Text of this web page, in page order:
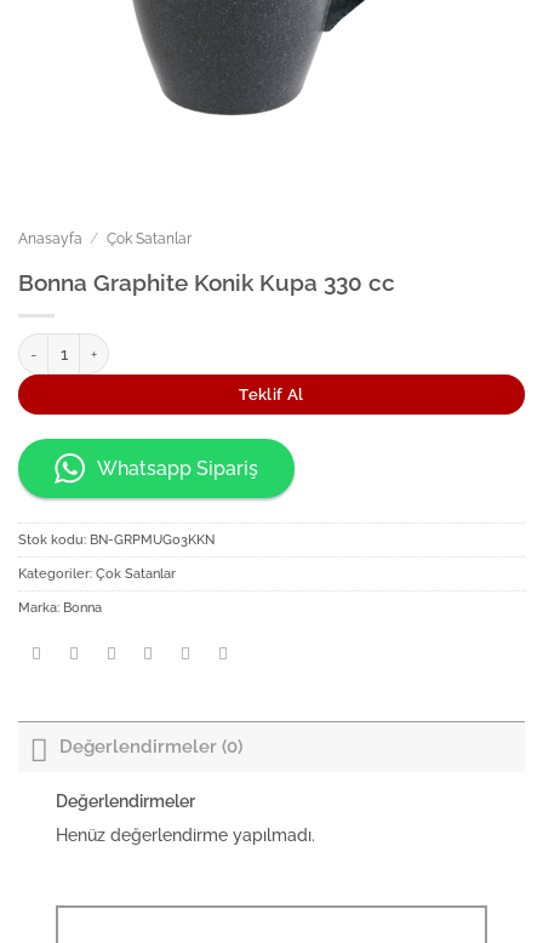
Anasayfa / Çok Satanlar
Bonna Graphite Konik Kupa 330 cc
Bonna Graphite Konik Kupa 330 cc adet
Teklif Al
Whatsapp Sipariş
Stok kodu: BN-GRPMUG03KKN
Kategoriler: Çok Satanlar
Marka: Bonna
Değerlendirmeler (0)
Değerlendirmeler
Henüz değerlendirme yapılmadı.